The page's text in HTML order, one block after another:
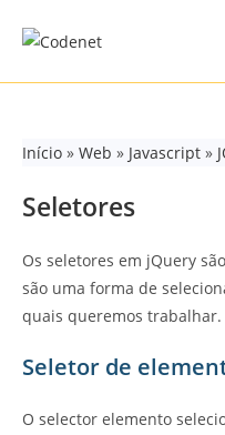
Início » Web » Javascript »
Seletores
Os seletores em jQuery
são uma forma de
quais queremos trabalhar.
Seletor de
O selector elemento